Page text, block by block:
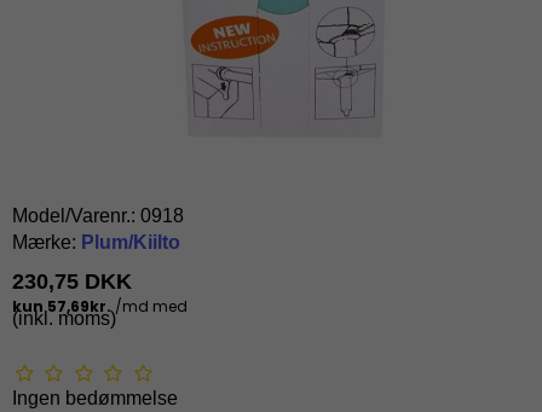
Model/Varenr.: 0918
Mærke: Plum/Kiilto
230,75 DKK
(inkl. moms)
Ingen bedømmelse